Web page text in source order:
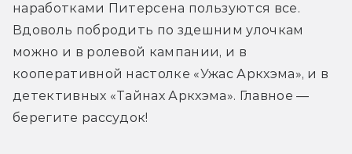
наработками Питерсена пользуются все.
Вдоволь побродить по здешним улочкам
можно и в ролевой кампании, и в
кооперативной настолке «Ужас Аркхэма», и в
детективных «Тайнах Аркхэма». Главное —
берегите рассудок!